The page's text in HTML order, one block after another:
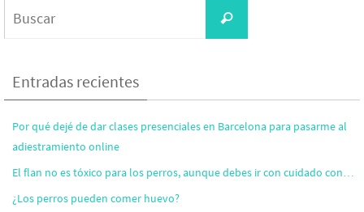
Entradas recientes
Por qué dejé de dar clases presenciales en Barcelona para pasarme al
adiestramiento online
El flan no es tóxico para los perros, aunque debes ir con cuidado con…
¿Los perros pueden comer huevo?